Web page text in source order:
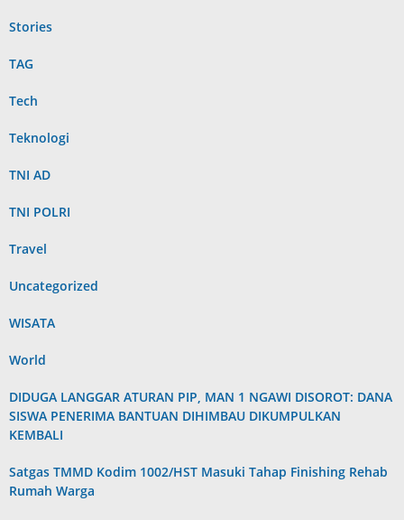
Stories
TAG
Tech
Teknologi
TNI AD
TNI POLRI
Travel
Uncategorized
WISATA
World
DIDUGA LANGGAR ATURAN PIP, MAN 1 NGAWI DISOROT: DANA
SISWA PENERIMA BANTUAN DIHIMBAU DIKUMPULKAN
KEMBALI
Satgas TMMD Kodim 1002/HST Masuki Tahap Finishing Rehab
Rumah Warga